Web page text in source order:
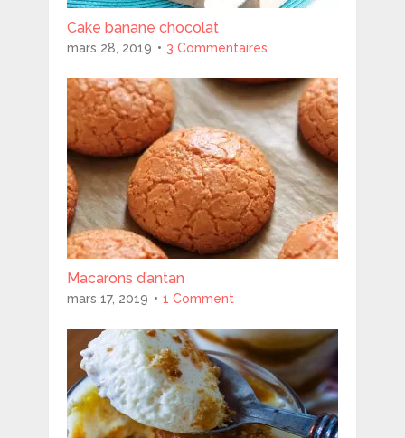
Cake banane chocolat
mars 28, 2019 3 Commentaires
Macarons d’antan
mars 17, 2019 1 Comment